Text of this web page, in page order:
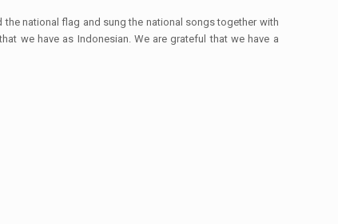
the national flag and sung the national songs together with
we have as Indonesian. We are grateful that we have a